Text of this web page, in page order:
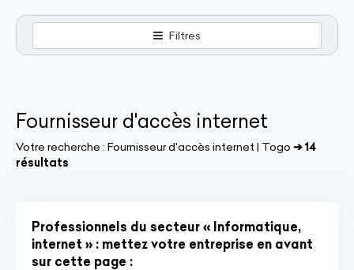
Filtres
Fournisseur d'accès internet
Votre recherche : Fournisseur d'accès internet | Togo ➔ 14
résultats
Professionnels du secteur « Informatique,
internet » : mettez votre entreprise en avant
sur cette page :